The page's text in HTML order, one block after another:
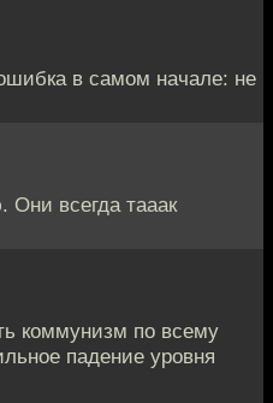
в самом начале: не
Они всегда тааак
коммунизм по всему
падение уровня